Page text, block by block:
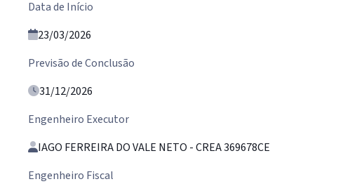
Data de Início
23/03/2026
Previsão de Conclusão
31/12/2026
Engenheiro Executor
IAGO FERREIRA DO VALE NETO - CREA 369678CE
Engenheiro Fiscal